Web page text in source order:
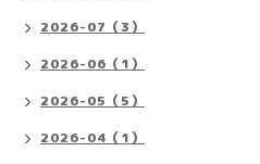
2026-07（3）
2026-06（1）
2026-05（5）
2026-04（1）